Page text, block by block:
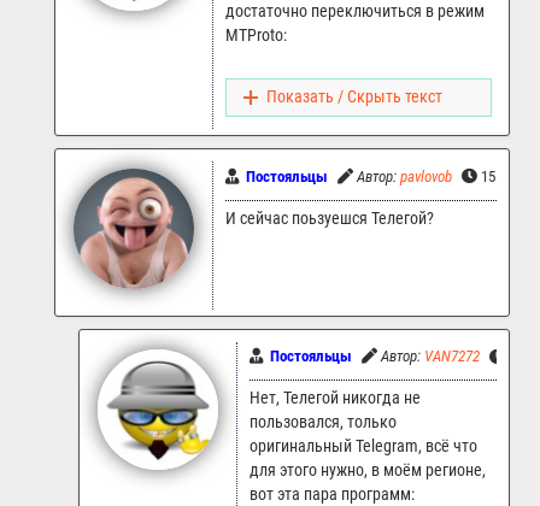
достаточно переключиться в режим
MTProto:
Показать / Скрыть текст
Постояльцы Автор: pavlovob
И сейчас поьзуешся Телегой?
Постояльцы Автор: VAN7272
Нет, Телегой никогда не
пользовался, только
оригинальный Telegram, всё что
для этого нужно, в моём регионе,
вот эта пара программ: